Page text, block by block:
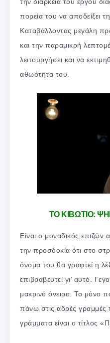
πορεία του να αποδείξει
Καταβάλλοντας μεγάλη
και την παραμικρή
λειτουργήσει και να
αθωότητα του.
ΤΟ ΚΙΒΩΤΙΟ:
Είναι ο μοναδικός
την προσδοκία ότι στο
όνομα του θα γραφτεί η
επιβραβευτεί γι’ αυτό.
μακρινό όνειρο. Το μόνο
πάνω στις αδρές γραμμές
γράμματα είναι ο τίτλος